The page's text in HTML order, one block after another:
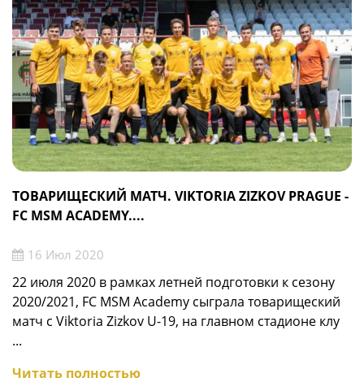
ТОВАРИЩЕСКИЙ МАТЧ. VIKTORIA ZIZKOV PRAGUE -
FC MSM ACADEMY....
16 Июл 2020
22 июля 2020 в рамках летней подготовки к сезону
2020/2021, FC MSM Academy сыграла товарищеский
матч с Viktoria Zizkov U-19, на главном стадионе клу
...
Читать полностью